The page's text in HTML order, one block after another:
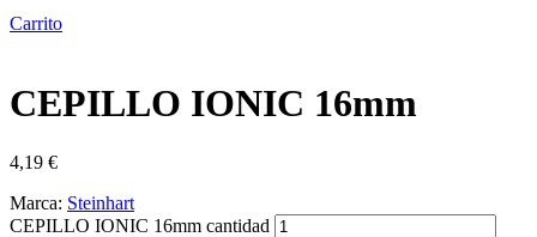
Carrito
CEPILLO IONIC 16mm
4,19 €
Marca: Steinhart
CEPILLO IONIC 16mm cantidad